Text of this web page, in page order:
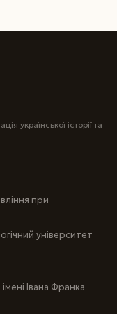
української історії та
при
університет
Івана Франка